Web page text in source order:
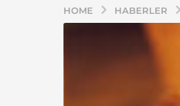
HOME HABERLER